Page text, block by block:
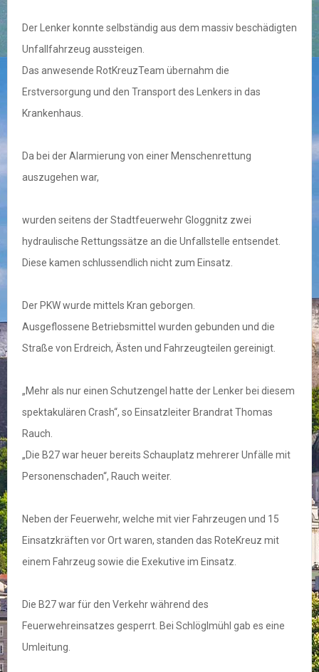
Der Lenker konnte selbständig aus dem massiv beschädigten
Unfallfahrzeug aussteigen.
Das anwesende RotKreuzTeam übernahm die
Erstversorgung und den Transport des Lenkers in das
Krankenhaus.
Da bei der Alarmierung von einer Menschenrettung
auszugehen war,
wurden seitens der Stadtfeuerwehr Gloggnitz zwei
hydraulische Rettungssätze an die Unfallstelle entsendet.
Diese kamen schlussendlich nicht zum Einsatz.
Der PKW wurde mittels Kran geborgen.
Ausgeflossene Betriebsmittel wurden gebunden und die
Straße von Erdreich, Ästen und Fahrzeugteilen gereinigt.
„Mehr als nur einen Schutzengel hatte der Lenker bei diesem
spektakulären Crash“, so Einsatzleiter Brandrat Thomas
Rauch.
„Die B27 war heuer bereits Schauplatz mehrerer Unfälle mit
Personenschaden“, Rauch weiter.
Neben der Feuerwehr, welche mit vier Fahrzeugen und 15
Einsatzkräften vor Ort waren, standen das RoteKreuz mit
einem Fahrzeug sowie die Exekutive im Einsatz.
Die B27 war für den Verkehr während des
Feuerwehreinsatzes gesperrt. Bei Schlöglmühl gab es eine
Umleitung.